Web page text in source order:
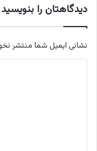
دیدگاهتان را بنویسید
نشانی ایمیل شما منتشر